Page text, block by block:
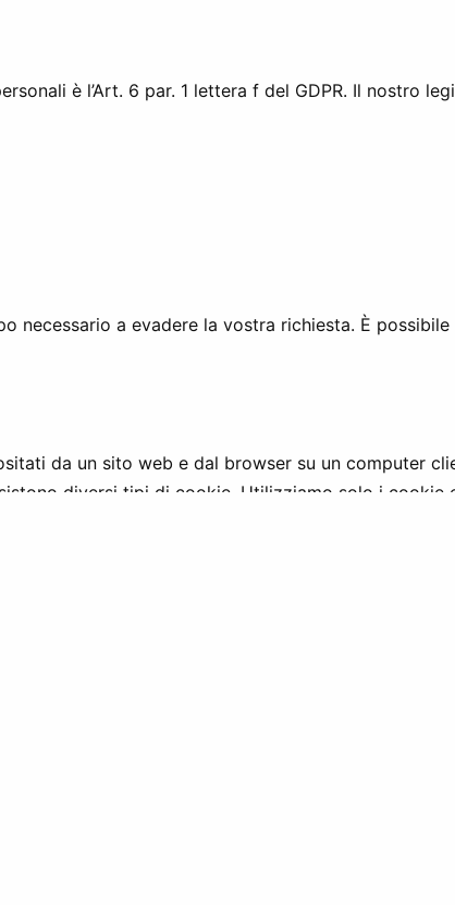
è l’Art. 6 par. 1 lettera f del GDPR. Il nostro
necessario a evadere la vostra richiesta. È
da un sito web e dal browser su un computer
diversi tipi di cookie. Utilizziamo solo i cookie